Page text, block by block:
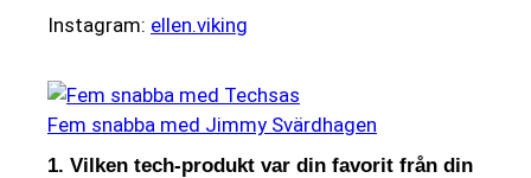
Instagram: ellen.viking
Fem snabba med Jimmy Svärdhagen
1. Vilken tech-produkt var din favorit från din